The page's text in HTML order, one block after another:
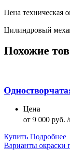
Пена техническая
Цилиндровый
Похожие
Цена
от 9 000 руб.
Купить Подробнее
Варианты окраски